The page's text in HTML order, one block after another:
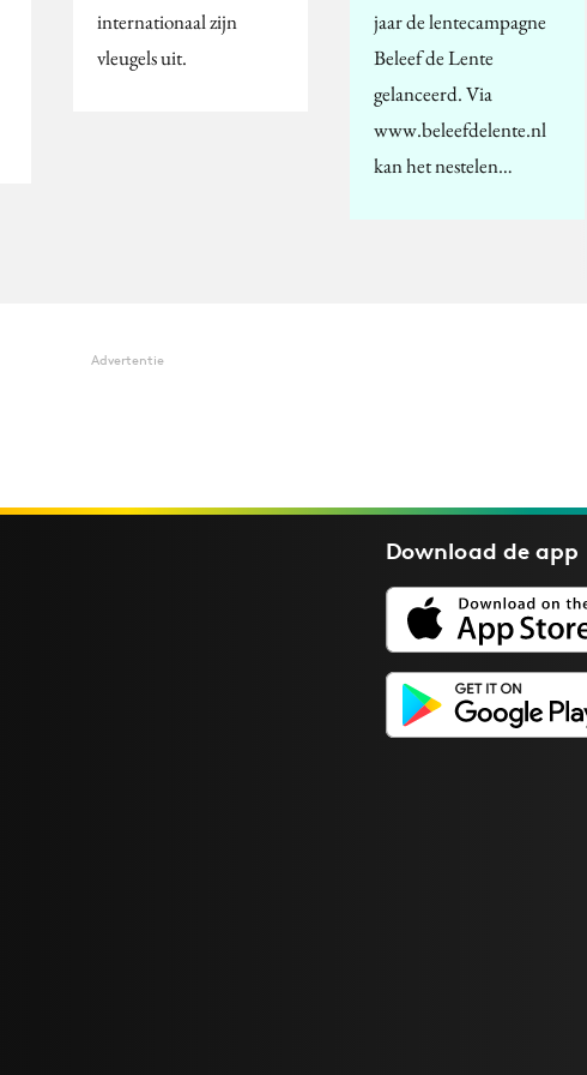
internationaal zijn
vleugels uit.
jaar de lentecampagne
Beleef de Lente
gelanceerd. Via
www.beleefdelente.nl
kan het nestelen…
Advertentie
Download deapp